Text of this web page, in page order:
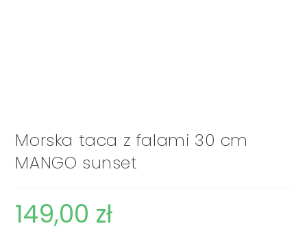
Morska taca z falami 30 cm
MANGO sunset
149,00 zł